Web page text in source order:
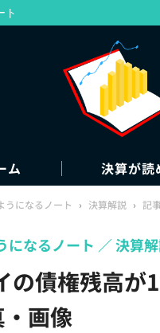
ム 決算が読
うになるノート › 決算解説 › 記事
の債権残高
画像
になるノート 決算
ト